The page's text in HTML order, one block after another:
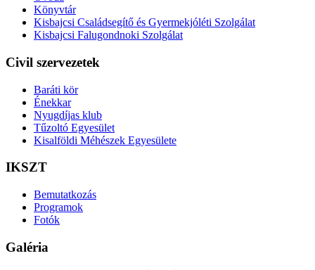
Könyvtár
Kisbajcsi Családsegítő és Gyermekjóléti Szolgálat
Kisbajcsi Falugondnoki Szolgálat
Civil szervezetek
Baráti kör
Énekkar
Nyugdíjas klub
Tűzoltó Egyesület
Kisalföldi Méhészek Egyesülete
IKSZT
Bemutatkozás
Programok
Fotók
Galéria